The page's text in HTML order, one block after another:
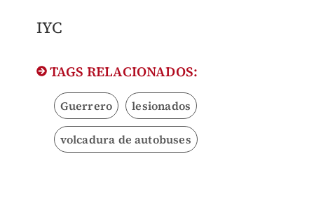
IYC
TAGS RELACIONADOS:
Guerrero lesionados
volcadura de autobuses